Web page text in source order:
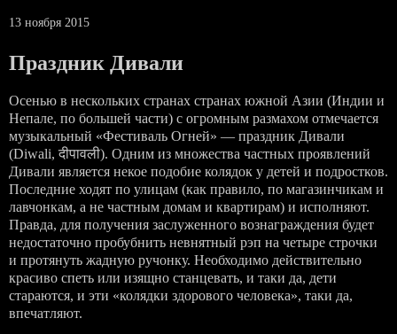
13 ноября 2015
Праздник Дивали
Осенью в нескольких странах странах южной Азии (Индии и
Непале, по большей части) с огромным размахом отмечается
музыкальный «Фестиваль Огней» — праздник Дивали
(Diwali, दीपावली). Одним из множества частных проявлений
Дивали является некое подобие колядок у детей и подростков.
Последние ходят по улицам (как правило, по магазинчикам и
лавчонкам, а не частным домам и квартирам) и исполняют.
Правда, для получения заслуженного вознаграждения будет
недостаточно пробубнить невнятный рэп на четыре строчки
и протянуть жадную ручонку. Необходимо действительно
красиво спеть или изящно станцевать, и таки да, дети
стараются, и эти «колядки здорового человека», таки да,
впечатляют.